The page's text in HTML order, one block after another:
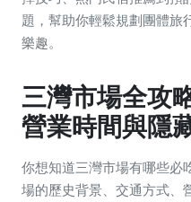
題，幫助你輕鬆規劃團體旅
樂趣。
三灣市場全攻
營業時間與隱
你想知道三灣市場有哪些必
場的歷史背景、交通方式、